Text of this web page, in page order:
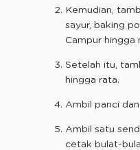
Kemudian,
sayur, baking
Campur hingga
Setelah itu,
hingga rata.
Ambil panci
Ambil satu
cetak bulat-